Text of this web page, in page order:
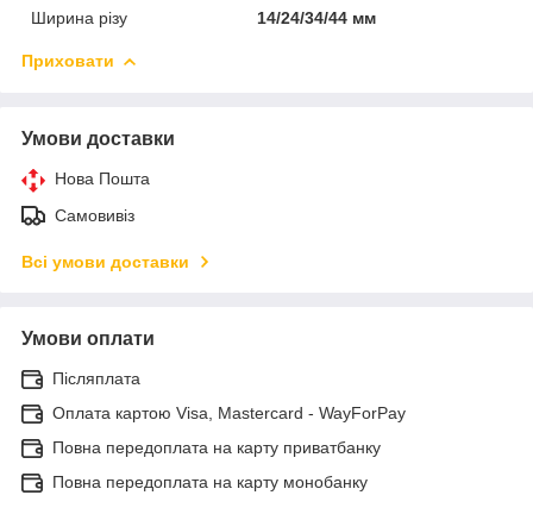
Ширина різу 14/24/34/44 мм
Приховати
Умови доставки
Нова Пошта
Самовивіз
Всі умови доставки
Умови оплати
Післяплата
Оплата картою Visa, Mastercard - WayForPay
Повна передоплата на карту приватбанку
Повна передоплата на карту монобанку